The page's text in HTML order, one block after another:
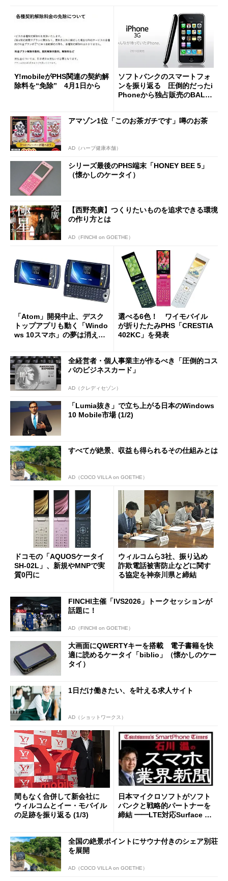
Y!mobileがPHS関連の契約解
除料を“免除” 4月1日から
ソフトバンクのスマートフォ
ンを振り返る 圧倒的だったi
Phoneから独占販売のBALM
アマゾン1位「このお茶ガチです」噂のお茶
AD（ハーブ健康本舗）
シリーズ最後のPHS端末「HONEY BEE 5」
（懐かしのケータイ）
【西野亮廣】つくりたいものを追求できる環境
の作り方とは
AD（FINCHI on GOETHE）
「Atom」開発中止、デスク
トップアプリも動く「Windo
ws 10スマホ」の夢は消える
選べる6色！ ワイモバイル
が折りたたみPHS「CRESTIA
402KC」を発表
全経営者・個人事業主が作るべき「圧倒的コス
パのビジネスカード」
AD（クレディセゾン）
「Lumia抜き」で立ち上がる日本のWindows
10 Mobile市場 (1/2)
すべてが絶景、収益も得られるその仕組みとは
AD（COCO VILLA on GOETHE）
ドコモの「AQUOSケータイ
SH-02L」、新規やMNPで実
質0円に
ウィルコムら3社、振り込め
詐欺電話被害防止などに関す
る協定を神奈川県と締結
FINCHI主催「IVS2026」トークセッションが
話題に！
AD（FINCHI on GOETHE）
大画面にQWERTYキーを搭載 電子書籍を快
適に読めるケータイ「biblio」（懐かしのケー
タイ）
1日だけ働きたい、を叶える求人サイト
AD（ショットワークス）
間もなく合併して新会社に
ウィルコムとイー・モバイル
の足跡を振り返る (1/3)
日本マイクロソフトがソフト
バンクと戦略的パートナーを
締結 ━━LTE対応Surface 3
全国の絶景ポイントにサウナ付きのシェア別荘
を展開
AD（COCO VILLA on GOETHE）